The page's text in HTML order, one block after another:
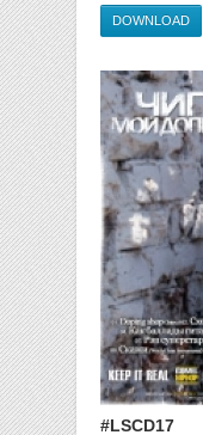
DOWNLOAD
#LSCD17